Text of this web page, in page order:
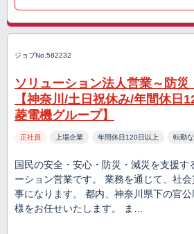
ジョブNo.582232
ソリューション法人営業～防災
【神奈川/土日祝休み/年間休日
菱電機グループ】
正社員 上場企業 年間休日120日以上 転勤
国民の安全・安心・防災・減災を支援す
ーション営業です。 業務を通じて、社
事になります。 都内、神奈川県下の官
様をお任せいたします。 ま…